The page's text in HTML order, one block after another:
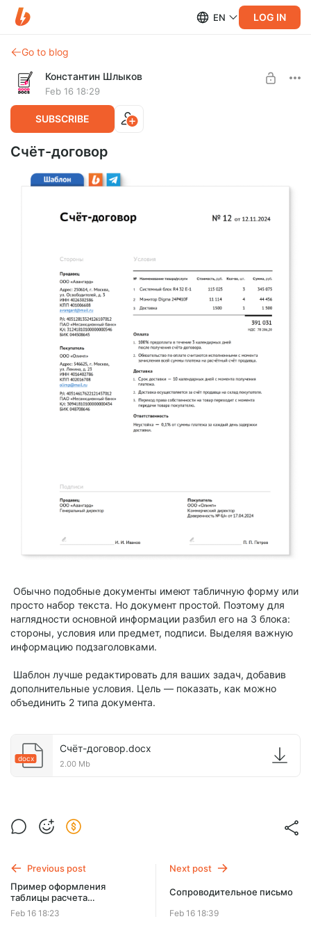
EN LOG IN
Go to blog
Константин Шлыков
Feb 16 18:29
SUBSCRIBE
Счёт-договор
Обычно подобные документы имеют табличную форму или
просто набор текста. Но документ простой. Поэтому для
наглядности основной информации разбил его на 3 блока:
стороны, условия или предмет, подписи. Выделяя важную
информацию подзаголовками.
Шаблон лучше редактировать для ваших задач, добавив
дополнительные условия. Цель — показать, как можно
объединить 2 типа документа.
docx
Счёт-договор.docx
2.00 Mb
Previous post
Пример оформления
таблицы расчета
задолженности 2
Feb 16 18:23
Next post
Сопроводительное письмо
Feb 16 18:39